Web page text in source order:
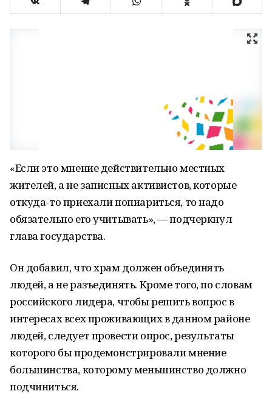
«Если это мнение действительно местных
жителей, а не записных активистов, которые
откуда-то приехали попиариться, то надо
обязательно его учитывать», — подчеркнул
глава государства.
Он добавил, что храм должен объединять
людей, а не разъединять. Кроме того, по словам
российского лидера, чтобы решить вопрос в
интересах всех проживающих в данном районе
людей, следует провести опрос, результаты
которого бы продемонстрировали мнение
большинства, которому меньшинство должно
подчиниться.